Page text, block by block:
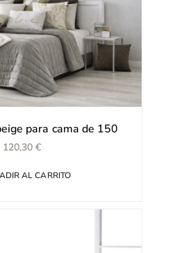
para cama de 150
120,30 €
AL CARRITO